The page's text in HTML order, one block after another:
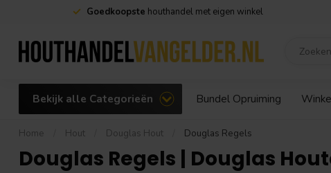
Goedkoopste houthandel met eigen winkel
Bekijk alle Categorieën Bundel Opruiming
Home Hout Douglas Hout Douglas Regels
Douglas Regels | Douglas